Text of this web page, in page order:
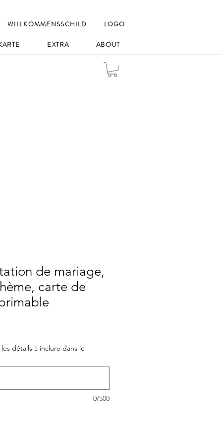
WILLKOMMENSSCHILD LOGO
EXTRA ABOUT
de mariage,
carte de
détails à inclure dans le
0/500